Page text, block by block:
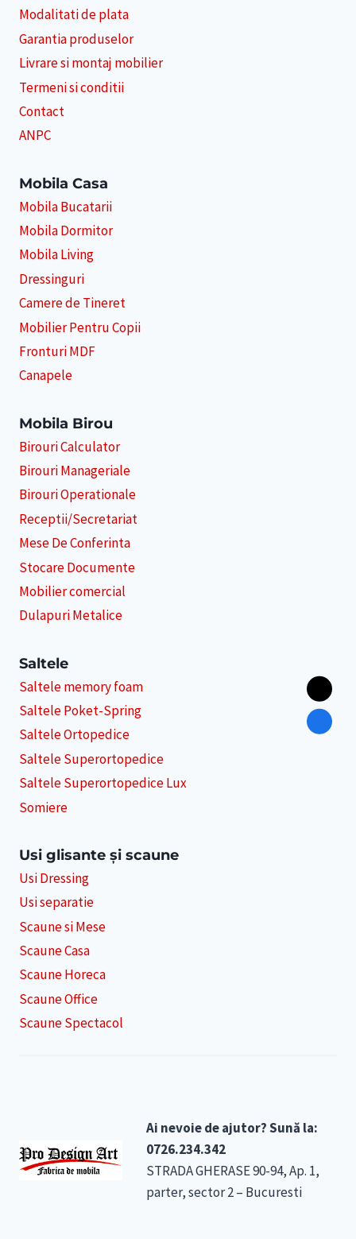
Modalitati de plata
Garantia produselor
Livrare si montaj mobilier
Termeni si conditii
Contact
ANPC
Mobila Casa
Mobila Bucatarii
Mobila Dormitor
Mobila Living
Dressinguri
Camere de Tineret
Mobilier Pentru Copii
Fronturi MDF
Canapele
Mobila Birou
Birouri Calculator
Birouri Manageriale
Birouri Operationale
Receptii/Secretariat
Mese De Conferinta
Stocare Documente
Mobilier comercial
Dulapuri Metalice
Saltele
Saltele memory foam
Saltele Poket-Spring
Saltele Ortopedice
Saltele Superortopedice
Saltele Superortopedice Lux
Somiere
Usi glisante și scaune
Usi Dressing
Usi separatie
Scaune si Mese
Scaune Casa
Scaune Horeca
Scaune Office
Scaune Spectacol
Ai nevoie de ajutor? Sună la:
0726.234.342
STRADA GHERASE 90-94, Ap. 1,
parter, sector 2 – Bucuresti